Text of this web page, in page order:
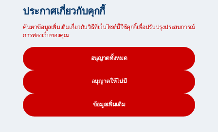
ชิปปิ้ง หรือสายการบินให้นำส่งสินค้าของคุณไปยังสถานที่
ท่าเรือ หรือสนามบินปลายทาง ถือว่าเราดำเนินการดังกล่าวใน
ฐานะตัวแทนของคุณ และจะต้องดำเนินการตามข้อกำหนด
และเงื่อนไขของผู้ขนส่งดังกล่าว.
(a)หากเรือเดินสมุทร/ยานพาหนะที่ขนส่งสินค้าไม่
สามารถนำส่งสินค้าหรือส่งต่อไปยังสถานที่อยู่ซึ่งไม่ใช้
ปลายทางแรกเริ่ม ด้วยเหตุผลที่อยู่นอกเหนือการควบคุม
ของผู้ขนส่ง คุณอาจขอความช่วยเหลือจากผู้ขนส่งได้อย่าง
จำกัด ขึ้นอยู่กับข้อกำหนดและเงื่อนไขที่เฉพาะเจาะจงของ
การขนส่งของผู้ขนส่งรายดังกล่าว และคุณอาจต้องรับผิด
ชอบจ่ายส่วนเฉลี่ยความเสียหายทั่วไป (เช่น ค่าใช้จ่ายที่
ประกาศเกี่ยวกับคุกกี้
ค้นหาข้อมูลเพิ่มเติมเกี่ยวกับวิธีที่เว็บไซต์นี้ใช้คุกกี้เพื่อปรับปรุงประสบการณ์
การท่องเว็บของคุณ
อนุญาตทั้งหมด
อนุญาตให้ไม่มี
ข้อมูลเพิ่มเติม